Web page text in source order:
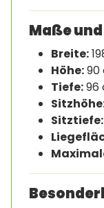
Maße
Breite:
Höhe:90
Tiefe:96
Sitztiefe: